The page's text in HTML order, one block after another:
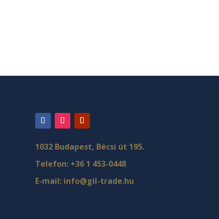
1032 Budapest, Bécsi út 195.
Telefon: +36 1 453-0448
E-mail: info@gil-trade.hu